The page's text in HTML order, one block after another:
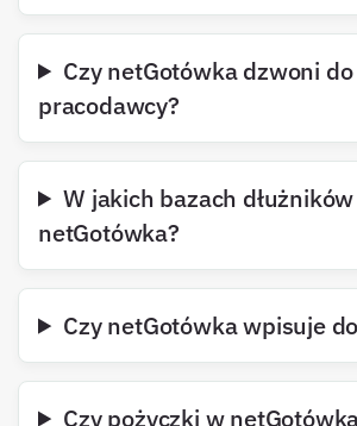
Czy netGotówka dzwoni do
pracodawcy?
W jakich bazach
netGotówka?
Czy netGotówka wpisuje
Czy pożyczki w